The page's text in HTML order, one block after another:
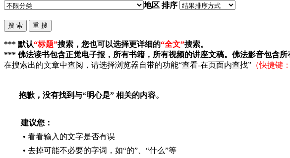
地区 排序
*** 默认“标题”搜索，您也可以选择更详细的“全文”搜索。
*** 佛法读书包含正觉电子报，所有书籍，所有视频的讲座文稿。佛法影音包含所
在搜索出的文章中查阅，请选择浏览器自带的功能“查看-在页面内查找” （快捷键
抱歉，没有找到与“明心是” 相关的内容。
建议您：
• 看看输入的文字是否有误
• 去掉可能不必要的字词，如“的”、“什么”等